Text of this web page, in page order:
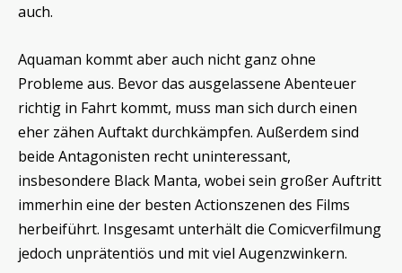
auch.
Aquaman kommt aber auch nicht ganz ohne
Probleme aus. Bevor das ausgelassene Abenteuer
richtig in Fahrt kommt, muss man sich durch einen
eher zähen Auftakt durchkämpfen. Außerdem sind
beide Antagonisten recht uninteressant,
insbesondere Black Manta, wobei sein großer Auftritt
immerhin eine der besten Actionszenen des Films
herbeiführt. Insgesamt unterhält die Comicverfilmung
jedoch unprätentiös und mit viel Augenzwinkern.